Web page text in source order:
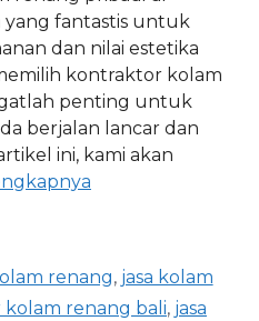
yang fantastis untuk
dan nilai estetika
kontraktor kolam
penting untuk
berjalan lancar dan
ini, kami akan
renang, jasa kolam
kolam renang bali, jasa